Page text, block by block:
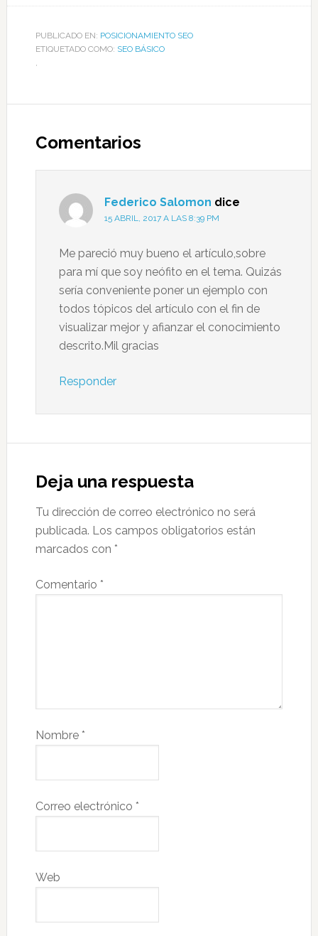
PUBLICADO EN: POSICIONAMIENTO SEO
ETIQUETADO COMO: SEO BÁSICO
,
Comentarios
Federico Salomon dice
15 ABRIL, 2017 A LAS 8:39 PM
Me pareció muy bueno el artículo,sobre
para mí que soy neófito en el tema. Quizás
sería conveniente poner un ejemplo con
todos tópicos del artículo con el fin de
visualizar mejor y afianzar el conocimiento
descrito.Mil gracias
Responder
Deja una respuesta
Tu dirección de correo electrónico no será
publicada. Los campos obligatorios están
marcados con *
Comentario *
Nombre *
Correo electrónico *
Web